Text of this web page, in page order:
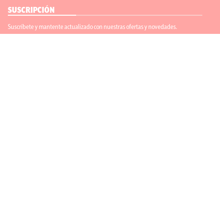
SUSCRIPCIÓN
Suscríbete y mantente actualizado con nuestras ofertas y novedades.